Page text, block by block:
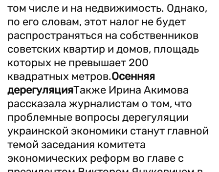
том числе и на недвижимость. Однако,
по его словам, этот налог не будет
распространяться на собственников
советских квартир и домов, площадь
которых не превышает 200
квадратных метров.Осенняя
дерегуляцияТакже Ирина Акимова
рассказала журналистам о том, что
проблемные вопросы дерегуляции
украинской экономики станут главной
темой заседания комитета
экономических реформ во главе с